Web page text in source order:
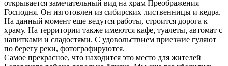
открывается замечательный вид на храм Преображения
Господня. Он изготовлен из сибирских лиственницы и кедра.
На данный момент еще ведутся работы, строится дорога к
храму. На территории также имеются кафе, туалеты, автомат с
напитками и сладостями. С удовольствием приезжие гуляют
по берегу реки, фотографируются.
Самое прекрасное, что находится это место для жителей